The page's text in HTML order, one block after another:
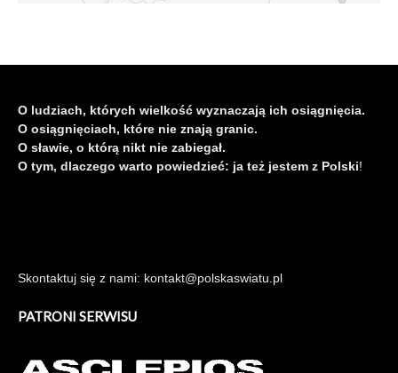
O ludziach, których wielkość wyznaczają ich osiągnięcia.
O osiągnięciach, które nie znają granic.
O sławie, o którą nikt nie zabiegał.
O tym, dlaczego warto powiedzieć: ja też jestem z Polski!
Skontaktuj się z nami: kontakt@polskaswiatu.pl
PATRONI SERWISU